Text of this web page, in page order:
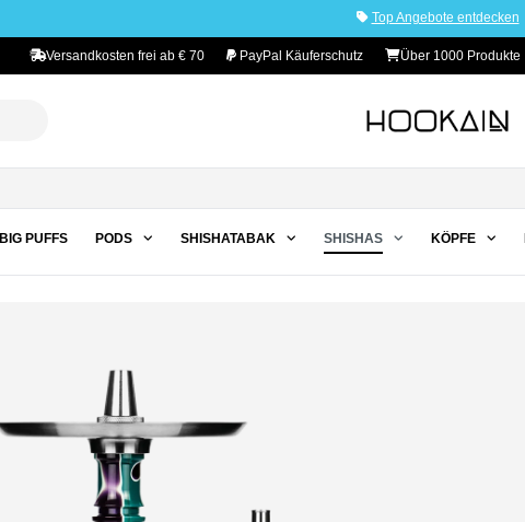
Top Angebote entdecken
Versandkosten frei ab € 70 PayPal Käuferschutz Über 1000 Produkte
BIG PUFFS PODS SHISHATABAK SHISHAS KÖPFE